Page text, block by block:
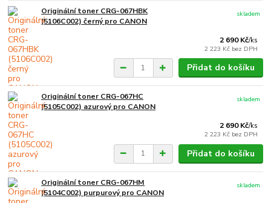
Originální toner CRG-067HBK
(5106C002) černý pro CANON
2 690 Kč/ks
2 223 Kč bez DPH
skladem
Přidat do košíku
Originální toner CRG-067HC
(5105C002) azurový pro CANON
2 690 Kč/ks
2 223 Kč bez DPH
skladem
Přidat do košíku
Originální toner CRG-067HM
(5104C002) purpurový pro CANON
skladem